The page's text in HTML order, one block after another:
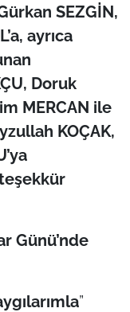
SEZGİN,
ayrıca
Doruk
MERCAN ile
KOÇAK,
Günü’nde
”